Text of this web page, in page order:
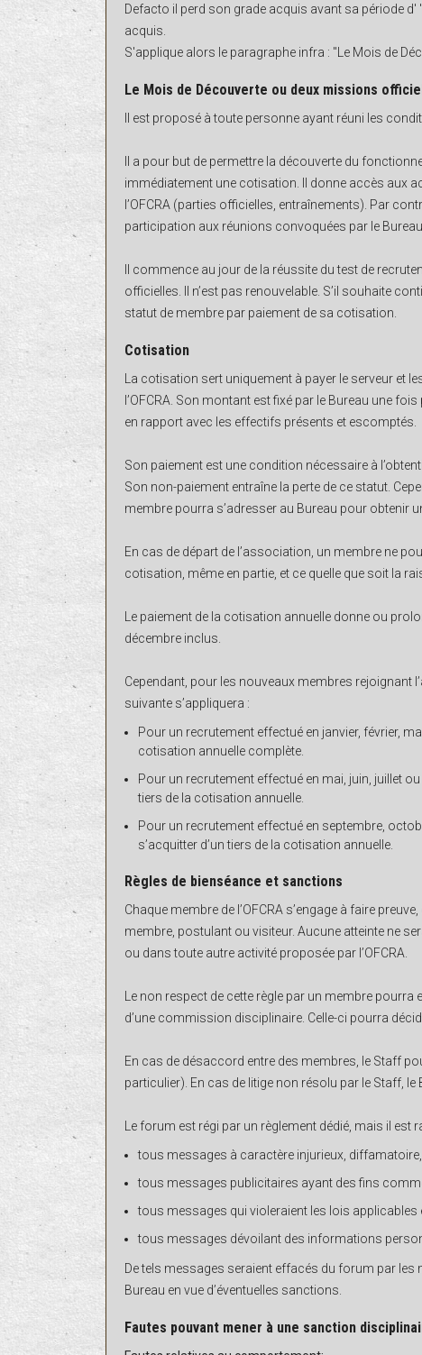
Defacto il perd son grade acquis avant sa période
acquis.
S'applique alors le paragraphe infra : "Le Mois de
Le Mois de Découverte ou deux missions
Il est proposé à toute personne ayant réuni les
Il a pour but de permettre la découverte du
immédiatement une cotisation. Il donne accès aux
l’OFCRA (parties officielles, entraînements). Par
participation aux réunions convoquées par le Bureau
Il commence au jour de la réussite du test de
officielles. Il n’est pas renouvelable. S’il souhaite
statut de membre par paiement de sa cotisation.
Cotisation
La cotisation sert uniquement à payer le serveur et
l’OFCRA. Son montant est fixé par le Bureau une
en rapport avec les effectifs présents et escomptés.
Son paiement est une condition nécessaire à
Son non-paiement entraîne la perte de ce statut.
membre pourra s’adresser au Bureau pour obtenir
En cas de départ de l’association, un membre ne
cotisation, même en partie, et ce quelle que soit la
Le paiement de la cotisation annuelle donne ou
décembre inclus.
Cependant, pour les nouveaux membres rejoignant
suivante s’appliquera :
Pour un recrutement effectué en janvier, février,
cotisation annuelle complète.
Pour un recrutement effectué en mai, juin, juillet
tiers de la cotisation annuelle.
Pour un recrutement effectué en septembre,
s’acquitter d’un tiers de la cotisation annuelle.
Règles de bienséance et sanctions
Chaque membre de l’OFCRA s’engage à faire
membre, postulant ou visiteur. Aucune atteinte ne
ou dans toute autre activité proposée par l’OFCRA.
Le non respect de cette règle par un membre
d’une commission disciplinaire. Celle-ci pourra
En cas de désaccord entre des membres, le Staff
particulier). En cas de litige non résolu par le Staff, le
Le forum est régi par un règlement dédié, mais il est
tous messages à caractère injurieux,
tous messages publicitaires ayant des fins
tous messages qui violeraient les lois applicables
tous messages dévoilant des informations
De tels messages seraient effacés du forum par
Bureau en vue d’éventuelles sanctions.
Fautes pouvant mener à une sanction